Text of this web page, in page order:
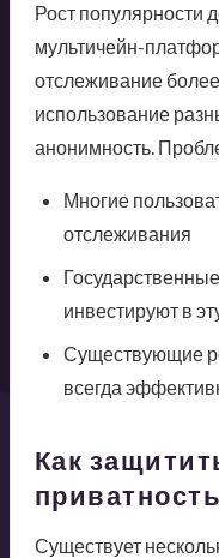
Рост популярности
мультичейн-
отслеживание
использование
анонимность.
Многие
отслеживания
инвестируют в
Существующие
всегда
Как
Существует